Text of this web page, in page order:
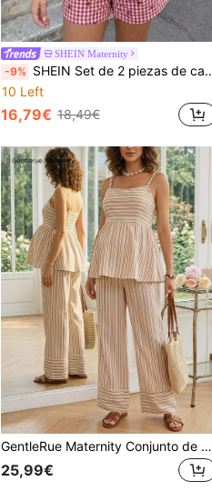
SHEIN Maternity
-9% SHEIN Set de 2 piezas de camiseta de lactancia suelta de hombros caídos con estampado de letras casual de vacaciones y pantalones cortos a cuadros, para el verano
10 Left
16,79€ 18,49€
GentleRue Maternity Conjunto de maternidad de 2 piezas a rayas multicolor, con lazo ajustable + abertura de lactancia invisible, top holgado en línea A + pantalones de pierna ancha, atuendo de embarazo casual y versátil
25,99€